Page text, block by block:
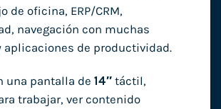
de oficina, ERP/CRM,
navegación con muchas
aplicaciones de productividad.
una pantalla de 14″táctil,
trabajar, ver contenido